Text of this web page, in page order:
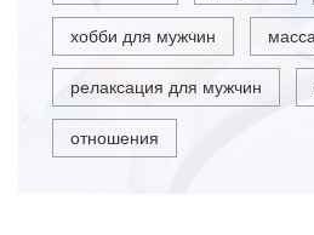
хобби для мужчин
релаксация для мужчин
отношения